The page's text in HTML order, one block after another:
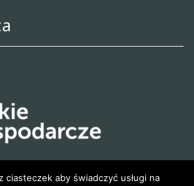
ciasteczek aby świadczyć usługi na